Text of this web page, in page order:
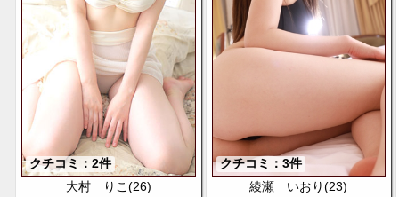
クチコミ：2件
大村 りこ(26)
クチコミ：3件
綾瀬 いおり(23)